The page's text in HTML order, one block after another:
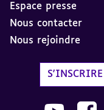
Espace presse
Nous contacter
Nous rejoindre
Nous suivre
Nous